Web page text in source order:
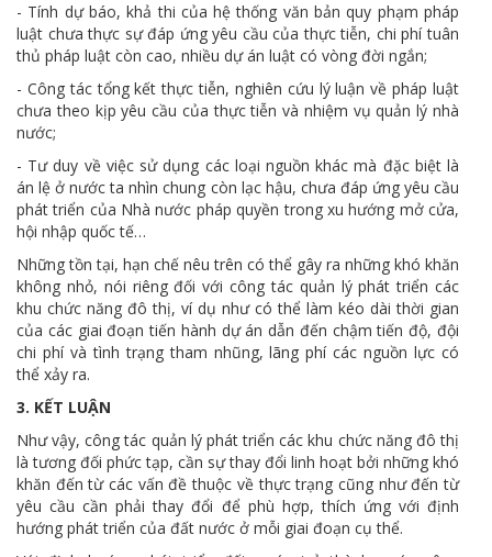
- Tính dự báo, khả thi của hệ thống văn bản quy phạm pháp
luật chưa thực sự đáp ứng yêu cầu của thực tiễn, chi phí tuân
thủ pháp luật còn cao, nhiều dự án luật có vòng đời ngắn;
- Công tác tổng kết thực tiễn, nghiên cứu lý luận về pháp luật
chưa theo kịp yêu cầu của thực tiễn và nhiệm vụ quản lý nhà
nước;
- Tư duy về việc sử dụng các loại nguồn khác mà đặc biệt là
án lệ ở nước ta nhìn chung còn lạc hậu, chưa đáp ứng yêu cầu
phát triển của Nhà nước pháp quyền trong xu hướng mở cửa,
hội nhập quốc tế…
Những tồn tại, hạn chế nêu trên có thể gây ra những khó khăn
không nhỏ, nói riêng đối với công tác quản lý phát triển các
khu chức năng đô thị, ví dụ như có thể làm kéo dài thời gian
của các giai đoạn tiến hành dự án dẫn đến chậm tiến độ, đội
chi phí và tình trạng tham nhũng, lãng phí các nguồn lực có
thể xảy ra.
3. KẾT LUẬN
Như vậy, công tác quản lý phát triển các khu chức năng đô thị
là tương đối phức tạp, cần sự thay đổi linh hoạt bởi những khó
khăn đến từ các vấn đề thuộc về thực trạng cũng như đến từ
yêu cầu cần phải thay đổi để phù hợp, thích ứng với định
hướng phát triển của đất nước ở mỗi giai đoạn cụ thể.